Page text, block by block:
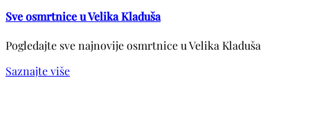
Sve osmrtnice u Velika Kladuša
Pogledajte sve najnovije osmrtnice u Velika Kladuša
Saznajte više